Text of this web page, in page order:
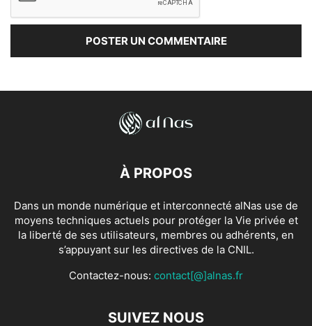
À PROPOS
Dans un monde numérique et interconnecté alNas use de
moyens techniques actuels pour protéger la Vie privée et
la liberté de ses utilisateurs, membres ou adhérents, en
s’appuyant sur les directives de la CNIL.
Contactez-nous: contact[@]alnas.fr
SUIVEZ NOUS